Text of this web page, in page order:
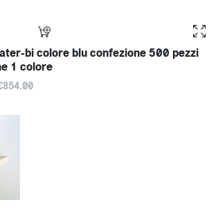
bi colore blu confezione 500 pezzi
1 colore